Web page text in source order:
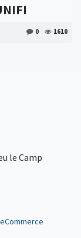
0 1610
le Camp